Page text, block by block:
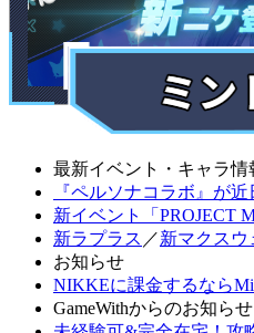
最新イベント・キャラ情
『ペルソナコラボ』が近
新イベント「PROJECT
新ラプラス ／新マクスウ
お知らせ
NIKKEに課金するなら
GameWithからのお知らせ